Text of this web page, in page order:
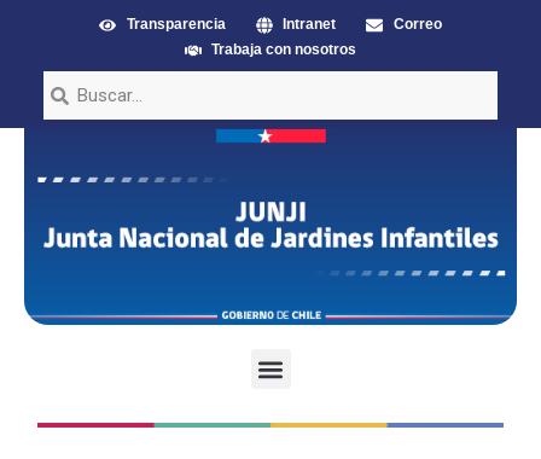
Transparencia Intranet
Correo
Trabaja con nosotros